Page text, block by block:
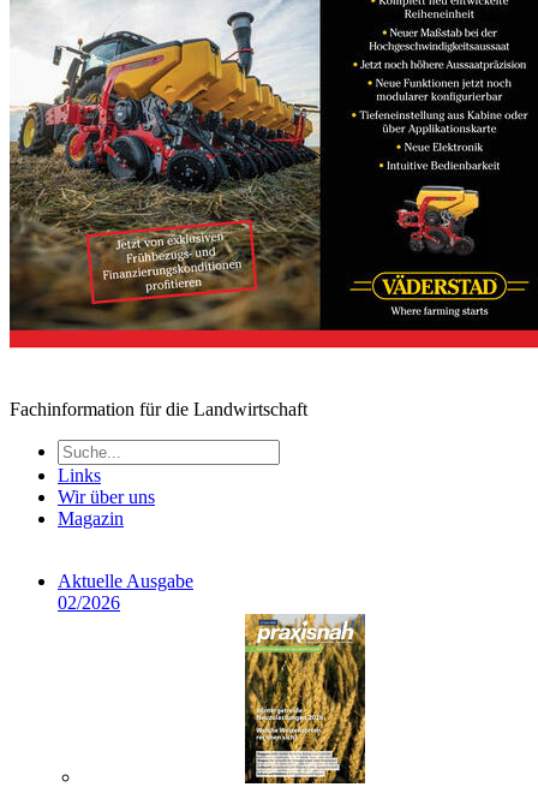
Fachinformation für die Landwirtschaft
Links
Wir über uns
Magazin
Aktuelle Ausgabe
02/2026